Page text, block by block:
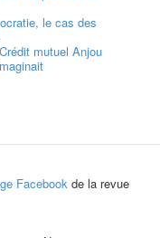
le cas des
mutuel Anjou
Facebook de la revue